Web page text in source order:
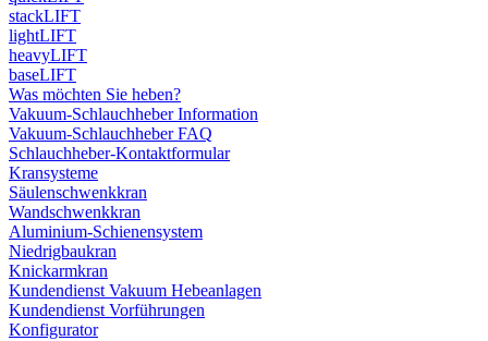
stackLIFT
lightLIFT
heavyLIFT
baseLIFT
Was möchten Sie heben?
Vakuum-Schlauchheber Information
Vakuum-Schlauchheber FAQ
Schlauchheber-Kontaktformular
Kransysteme
Säulenschwenkkran
Wandschwenkkran
Aluminium-Schienensystem
Niedrigbaukran
Knickarmkran
Kundendienst Vakuum Hebeanlagen
Kundendienst Vorführungen
Konfigurator